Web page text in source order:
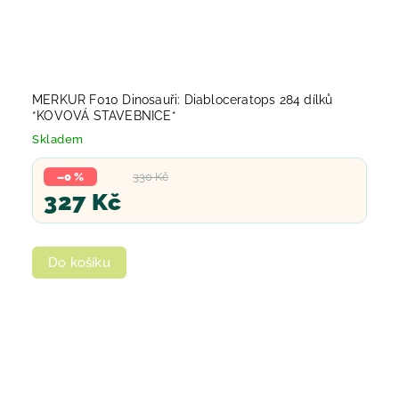
MERKUR F010 Dinosauři: Diabloceratops 284 dílků
*KOVOVÁ STAVEBNICE*
Skladem
330 Kč
–0 %
327 Kč
Do košíku